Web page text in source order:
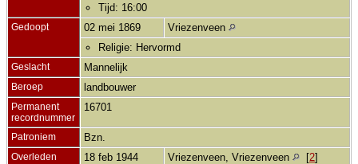
Tijd: 16:00
Gedoopt 02 mei 1869
Vriezenveen
Religie: Hervormd
Geslacht Mannelijk
Beroep landbouwer
Permanent
recordnummer
16701
Patroniem Bzn.
Overleden 18 feb 1944 Vriezenveen, Vriezenveen [2]